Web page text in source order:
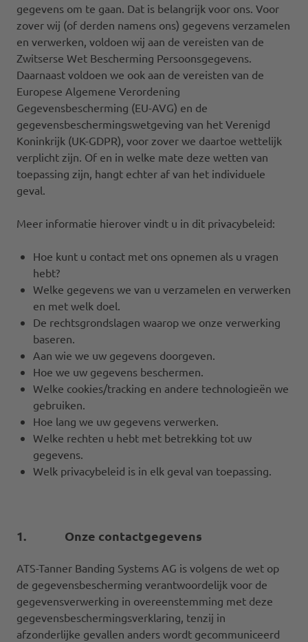
gegevens om te gaan. Dat is belangrijk voor ons. Voor
zover wij (of derden namens ons) gegevens verzamelen
en verwerken, voldoen wij aan de vereisten van de
Zwitserse Wet Bescherming Persoonsgegevens.
Daarnaast voldoen we ook aan de vereisten van de
Europese Algemene Verordening
Gegevensbescherming (EU-AVG) en de
gegevensbeschermingswetgeving van het Verenigd
Koninkrijk (UK-GDPR), voor zover we daartoe wettelijk
verplicht zijn. Of en in welke mate deze wetten van
toepassing zijn, hangt echter af van het individuele
geval.
Meer informatie hierover vindt u in dit privacybeleid:
Hoe kunt u contact met ons opnemen als u vragen
hebt?
Welke gegevens we van u verzamelen en verwerken
en met welk doel.
De rechtsgrondslagen waarop we onze verwerking
baseren.
Aan wie we uw gegevens doorgeven.
Hoe we uw gegevens beschermen.
Welke cookies/tracking en andere technologieën we
gebruiken.
Hoe lang we uw gegevens verwerken.
Welke rechten u hebt met betrekking tot uw
gegevens.
Welk privacybeleid is in elk geval van toepassing.
1. Onze contactgegevens
ATS-Tanner Banding Systems AG is volgens de wet op
de gegevensbescherming verantwoordelijk voor de
gegevensverwerking in overeenstemming met deze
gegevensbeschermingsverklaring, tenzij in
afzonderlijke gevallen anders wordt gecommuniceerd